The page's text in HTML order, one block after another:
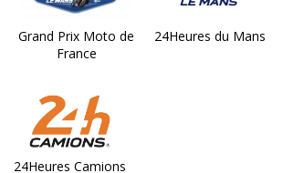
Grand Prix Moto de
France
24Heures du Mans
24Heures Camions